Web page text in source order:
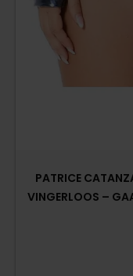
PATRICE
VINGERLOOS –